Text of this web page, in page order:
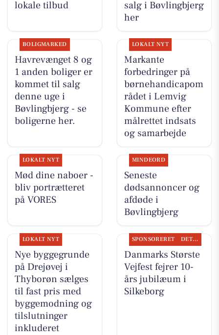
lokale tilbud
salg i Bøvlingbjerg
her
BOLIGMARKED
Havrevænget 8 og
1 anden boliger er
kommet til salg
denne uge i
Bøvlingbjerg - se
boligerne her.
LOKALT NYT
Markante
forbedringer på
børnehandicapom
rådet i Lemvig
Kommune efter
målrettet indsats
og samarbejde
LOKALT NYT
Mød dine naboer -
bliv portrætteret
på VORES
MINDEORD
Seneste
dødsannoncer og
afdøde i
Bøvlingbjerg
LOKALT NYT
Nye byggegrunde
på Drejøvej i
Thyborøn sælges
til fast pris med
byggemodning og
tilslutninger
inkluderet
SPONSORERET DET SKER
Danmarks Største
Vejfest fejrer 10-
års jubilæum i
Silkeborg